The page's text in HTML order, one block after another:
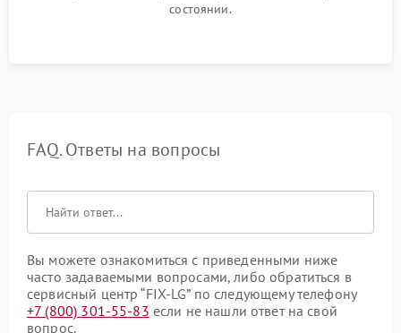
состоянии.
FAQ. Ответы на вопросы
Вы можете ознакомиться с приведенными ниже
часто задаваемыми вопросами, либо обратиться в
сервисный центр “FIX-LG” по следующему телефону
+7 (800) 301-55-83 если не нашли ответ на свой
вопрос.